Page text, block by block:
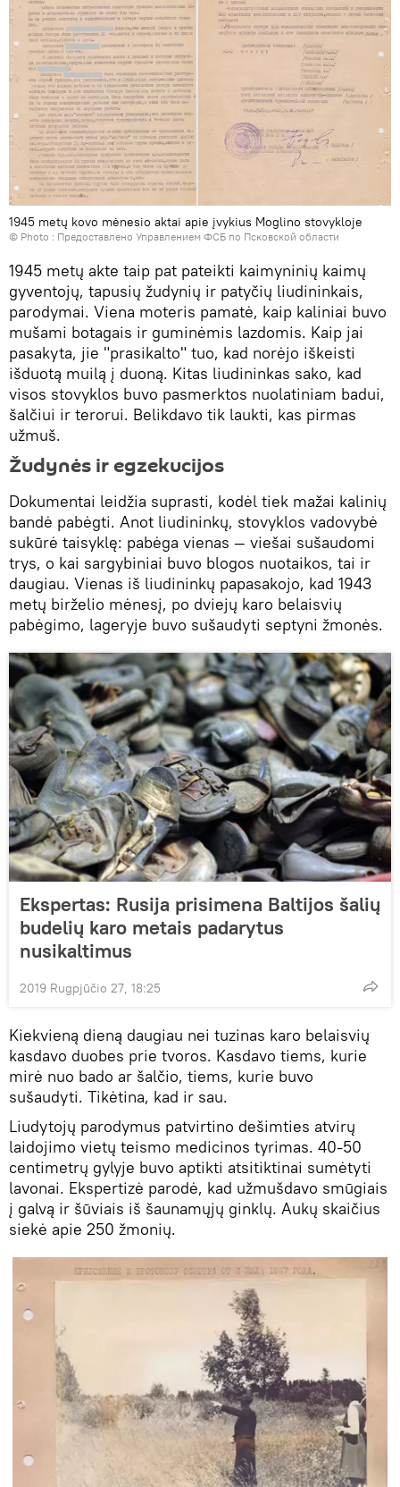
1945 metų kovo mėnesio aktai apie įvykius Moglino stovykloje
© Photo : Предоставлено Управлением ФСБ по Псковской области
1945 metų akte taip pat pateikti kaimyninių kaimų
gyventojų, tapusių žudynių ir patyčių liudininkais,
parodymai. Viena moteris pamatė, kaip kaliniai buvo
mušami botagais ir guminėmis lazdomis. Kaip jai
pasakyta, jie "prasikalto" tuo, kad norėjo iškeisti
išduotą muilą į duoną. Kitas liudininkas sako, kad
visos stovyklos buvo pasmerktos nuolatiniam badui,
šalčiui ir terorui. Belikdavo tik laukti, kas pirmas
užmuš.
Žudynės ir egzekucijos
Dokumentai leidžia suprasti, kodėl tiek mažai kalinių
bandė pabėgti. Anot liudininkų, stovyklos vadovybė
sukūrė taisyklę: pabėga vienas — viešai sušaudomi
trys, o kai sargybiniai buvo blogos nuotaikos, tai ir
daugiau. Vienas iš liudininkų papasakojo, kad 1943
metų birželio mėnesį, po dviejų karo belaisvių
pabėgimo, lageryje buvo sušaudyti septyni žmonės.
Ekspertas: Rusija prisimena Baltijos šalių
budelių karo metais padarytus
nusikaltimus
2019 Rugpjūčio 27, 18:25
Kiekvieną dieną daugiau nei tuzinas karo belaisvių
kasdavo duobes prie tvoros. Kasdavo tiems, kurie
mirė nuo bado ar šalčio, tiems, kurie buvo
sušaudyti. Tikėtina, kad ir sau.
Liudytojų parodymus patvirtino dešimties atvirų
laidojimo vietų teismo medicinos tyrimas. 40-50
centimetrų gylyje buvo aptikti atsitiktinai sumėtyti
lavonai. Ekspertizė parodė, kad užmušdavo smūgiais
į galvą ir šūviais iš šaunamųjų ginklų. Aukų skaičius
siekė apie 250 žmonių.